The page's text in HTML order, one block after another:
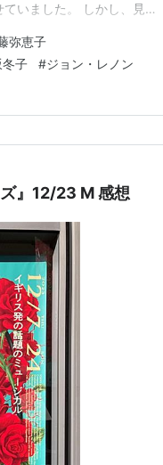
いました。 しかし、見つ
。 現実は残酷です。 これ
弥恵子
子 #ジョン・レノン
』12/23 M 感想